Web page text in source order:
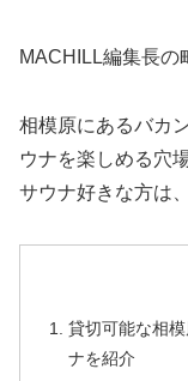
MACHILL編集長の
相模原にあるバカ
ウナを楽しめる穴
サウナ好きな方は
貸切可能な相
ナを紹介